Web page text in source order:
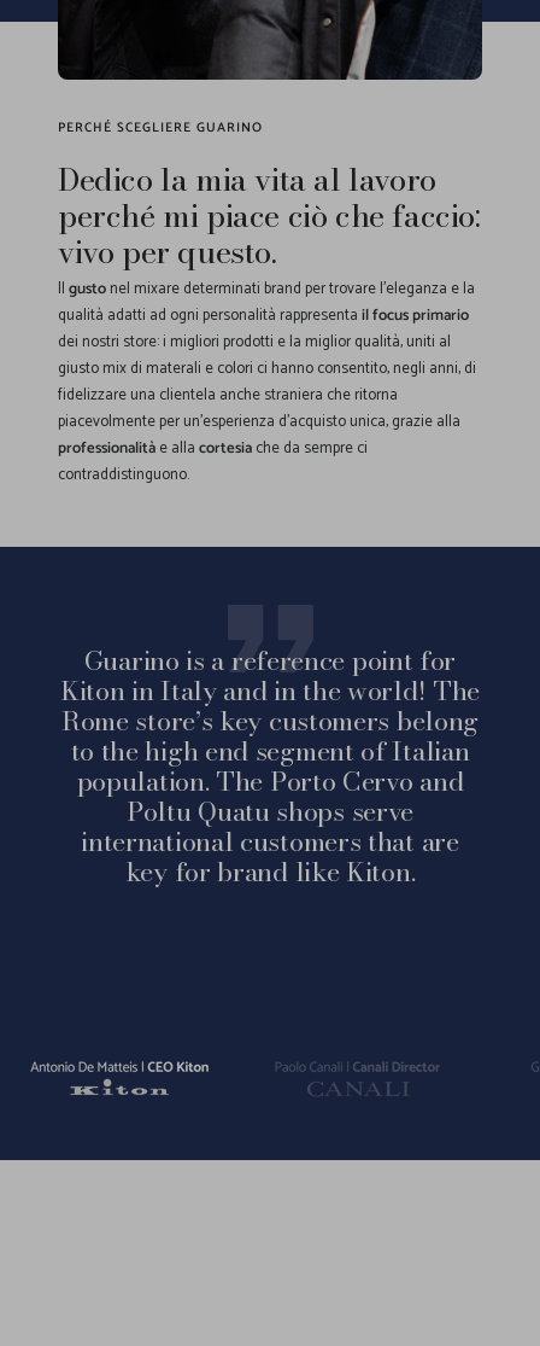
PERCHÉ SCEGLIERE GUARINO
Dedico la mia vita al lavoro
perché mi piace ciò che faccio:
vivo per questo.
Ilgustonel mixare determinati brand per trovare l'eleganza e la
qualità adatti ad ogni personalità rappresentail focus primario
dei nostri store: i migliori prodotti e la miglior qualità, uniti al
giusto mix di materali e colori ci hanno consentito, negli anni, di
fidelizzare una clientela anche straniera che ritorna
piacevolmente per un'esperienza d'acquisto unica, grazie alla
professionalitàe allacortesiache da sempre ci
contraddistinguono.
Guarino is a reference point for
Kiton in Italy and in the world! The
Rome store’s key customers belong
to the high end segment of Italian
population. The Porto Cervo and
Poltu Quatu shops serve
international customers that are
key for brand like Kiton.
Vai
Vai